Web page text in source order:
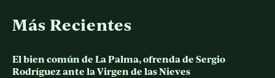
Más Recientes
El bien común de La Palma, ofrenda de Sergio
Rodríguez ante la Virgen de las Nieves